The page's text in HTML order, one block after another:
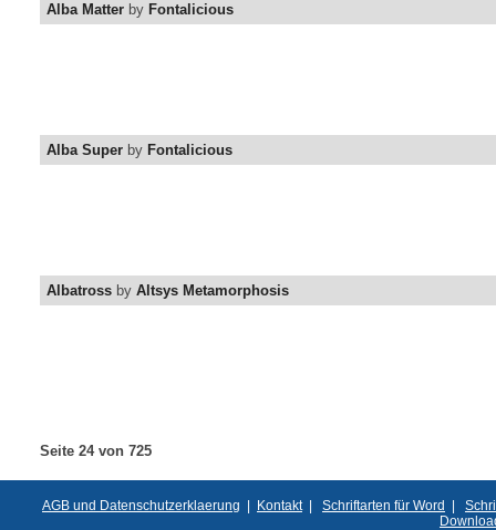
Alba Matter by Fontalicious
Alba Super by Fontalicious
Albatross by Altsys Metamorphosis
Seite 24 von 725
AGB und Datenschutzerklaerung | Kontakt| Schriftarten für Word |